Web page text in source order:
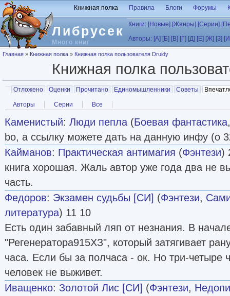
Перейти к основному содержанию
Либрусек
Много книг
Книжная полка Правила Блоги Форумы
Книги: [Новые] [Жанры] [Серии]
Авторы: [А] [Б] [В] [Г] [Д] [Е] [Ж] [З]
Вы здесь
Главная » Книжная полка » Книжная полка пользователя Druidy
Книжная полка
Главные вкладки
Отложено Оценки Прочитано Единомышленники Советы
Вторичные вкладки
Авторы Серии Все
Каменистый: Люди пепла (Боевая фантастика
bo, а ссылку можете дать на данную инфу (о
Кайманов: Практическая антимагия (Фэнтези)
книга хорошая. Жаль автор уже года два не
часть.
Федоров: Экзамен судьбы [СИ] (Фэнтези,
литература) 11 10
Есть один забавный ляп от незнания. В
"Регенератора915ХЗ", который затягивает
часа. Если бы за полчаса - ок. Но три-четыре
человек не выживет.
Иващенко: Золотой Лис [СИ] (Фэнтези,